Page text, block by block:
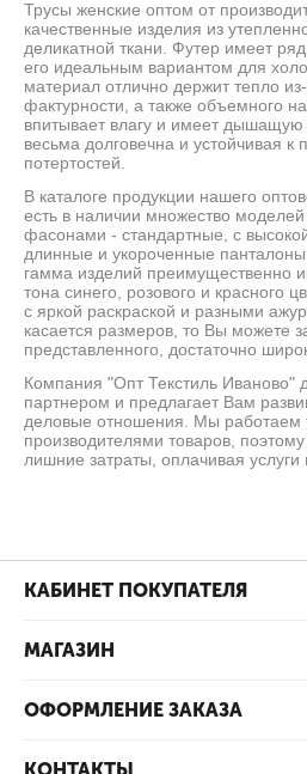
Трусы женские оптом от
качественные изделия из
деликатной ткани. Футер имеет
его идеальным вариантом для
материал отлично держит тепло
фактурности, а также объемного
впитывает влагу и имеет дышащую
весьма долговечна и устойчивая к
потертостей.
В каталоге продукции нашего
есть в наличии множество
фасонами - стандартные, с
длинные и укороченные
гамма изделий преимущественно
тона синего, розового и красного
с яркой раскраской и разными
касается размеров, то Вы можете
представленного, достаточно
Компания "Опт Текстиль Иваново"
партнером и предлагает Вам
деловые отношения. Мы работаем
производителями товаров,
лишние затраты, оплачивая услуги
КАБИНЕТ ПОКУПАТЕЛЯ
МАГАЗИН
ОФОРМЛЕНИЕ ЗАКАЗА